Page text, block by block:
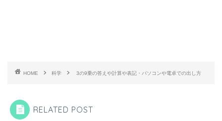
HOME 科学 3の9乗の答えや計算や表記・パソコンや電卓での出し方
RELATED POST